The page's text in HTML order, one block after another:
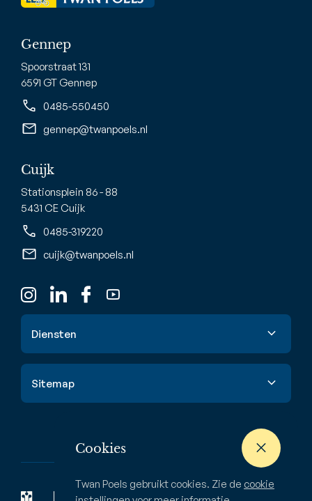
Cookies
Twan Poels gebruikt cookies. Zie de cookie
Gennep
Spoorstraat 131
6591 GT Gennep
0485-550450
gennep@twanpoels.nl
Cuijk
Stationsplein 86 - 88
5431 CE Cuijk
0485-319220
cuijk@twanpoels.nl
Diensten
Waardebepaling
Zoekopdracht
Sitemap
Nieuwbouw
Bedrijven